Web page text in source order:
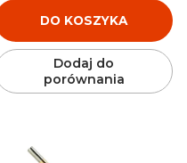
DO KOSZYKA
Dodaj do
porównania